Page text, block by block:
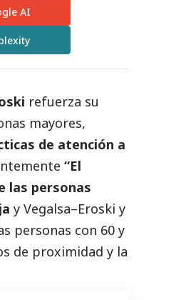
AI
refuerza su
mayores,
de atención a
“El
las personas
y Vegalsa–Eroski y
personas con 60 y
de proximidad y la